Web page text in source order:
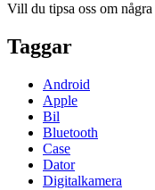
Vill du tipsa oss om
Taggar
Android
Apple
Bil
Bluetooth
Case
Dator
Digitalkamera